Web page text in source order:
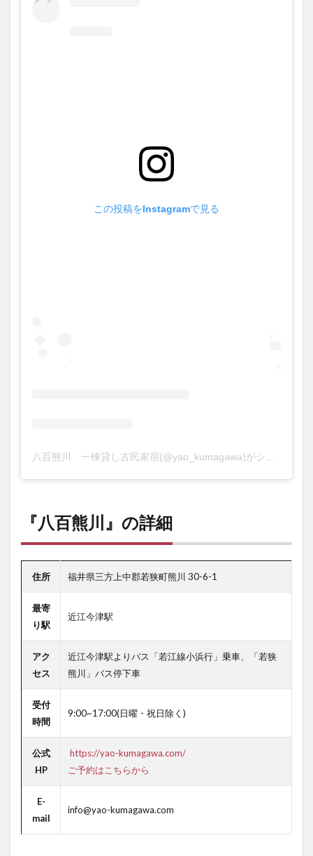
この投稿をInstagramで見る
『八百熊川』の詳細
住所 福井県三方上中郡若狭町熊川 30-6-1
最寄
り駅
近江今津駅
アク
セス
近江今津駅よりバス「若江線小浜行」乗車、「若狭
熊川」バス停下車
受付
時間
9:00~17:00(日曜・祝日除く)
公式
HP
https://yao-kumagawa.com/
ご予約はこちらから
E-
mail
info@yao-kumagawa.com